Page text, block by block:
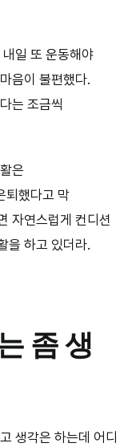
일 또 운동해야
음이 불편했다.
는 조금씩
은
퇴했다고 막
자연스럽게 컨디션
을 하고 있더라.
좀 생
생각은 하는데 어디